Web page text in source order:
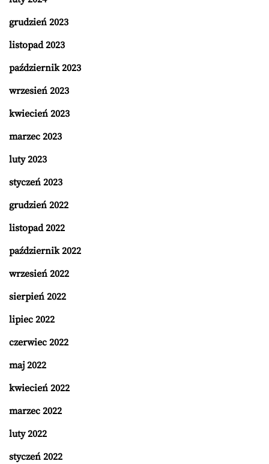
grudzień 2023
listopad 2023
październik 2023
wrzesień 2023
kwiecień 2023
marzec 2023
luty 2023
styczeń 2023
grudzień 2022
listopad 2022
październik 2022
wrzesień 2022
sierpień 2022
lipiec 2022
czerwiec 2022
maj 2022
kwiecień 2022
marzec 2022
luty 2022
styczeń 2022